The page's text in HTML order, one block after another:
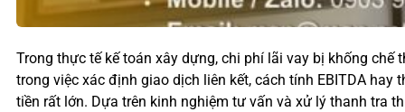
Trong thực tế kế toán xây dựng, chi phí lãi vay bị khống chế
trong việc xác định giao dịch liên kết, cách tính EBITDA
tiền rất lớn. Dựa trên kinh nghiệm tư vấn và xử lý thanh tra